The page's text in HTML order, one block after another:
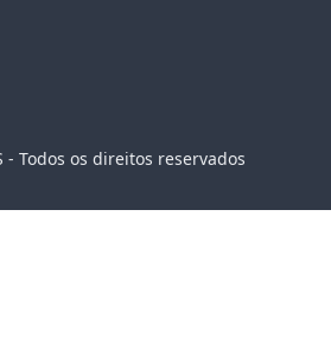
- Todos os direitos reservados